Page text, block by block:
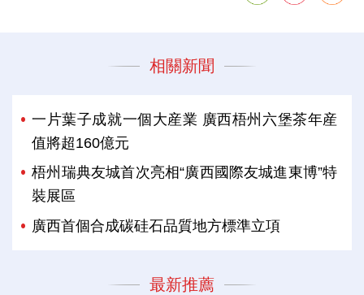
相關新聞
一片葉子成就一個大産業 廣西梧州六堡茶年産
值將超160億元
梧州瑞典友城首次亮相“廣西國際友城進東博”特
裝展區
廣西首個合成碳硅石品質地方標準立項
最新推薦